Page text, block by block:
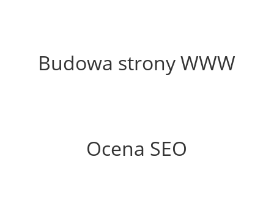
Budowa strony WWW
Ocena SEO